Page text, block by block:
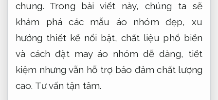
chung. Trong bài viết này, chúng ta sẽ
khám phá các mẫu áo nhóm đẹp, xu
hướng thiết kế nổi bật, chất liệu phổ biến
và cách đặt may áo nhóm dễ dàng, tiết
kiệm nhưng vẫn hỗ trợ bảo đảm chất lượng
cao. Tư vấn tận tâm.